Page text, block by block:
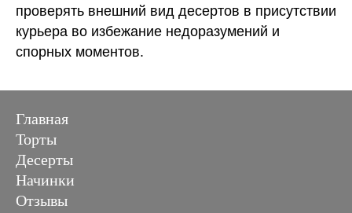
проверять внешний вид десертов в присутствии
курьера во избежание недоразумений и
спорных моментов.
Главная
Торты
Десерты
Начинки
Отзывы